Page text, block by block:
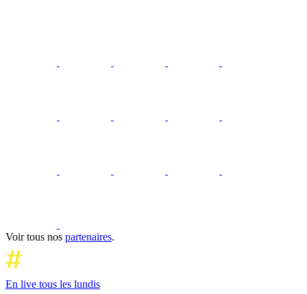
Voir tous nos partenaires.
En live tous les lundis